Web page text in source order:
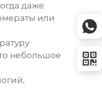
даже
или
небольшое